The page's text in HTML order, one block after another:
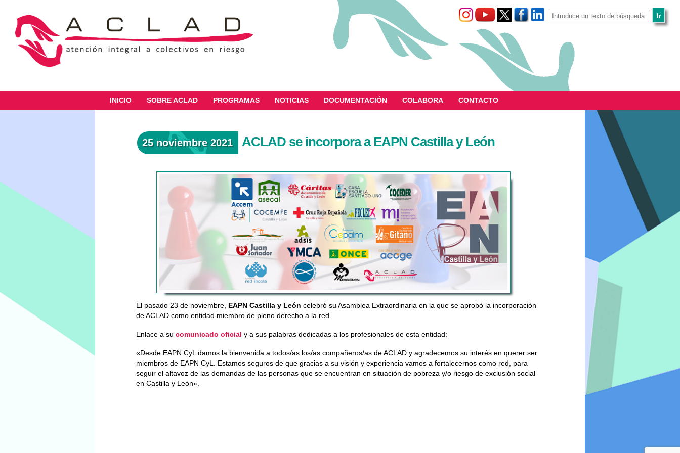
INICIO SOBRE ACLAD PROGRAMAS NOTICIAS DOCUMENTACIÓN COLABORA CONTACTO
25 noviembre 2021 ACLAD se incorpora a EAPN Castilla y León
El pasado 23 de noviembre, EAPN Castilla y León celebró su Asamblea Extraordinaria en la que se aprobó la incorporación
de ACLAD como entidad miembro de pleno derecho a la red.
Enlace a su comunicado oficial y a sus palabras dedicadas a los profesionales de esta entidad:
«Desde EAPN CyL damos la bienvenida a todos/as los/as compañeros/as de ACLAD y agradecemos su interés en querer ser
miembros de EAPN CyL. Estamos seguros de que gracias a su visión y experiencia vamos a fortalecernos como red, para
seguir el altavoz de las demandas de las personas que se encuentran en situación de pobreza y/o riesgo de exclusión social
en Castilla y León».